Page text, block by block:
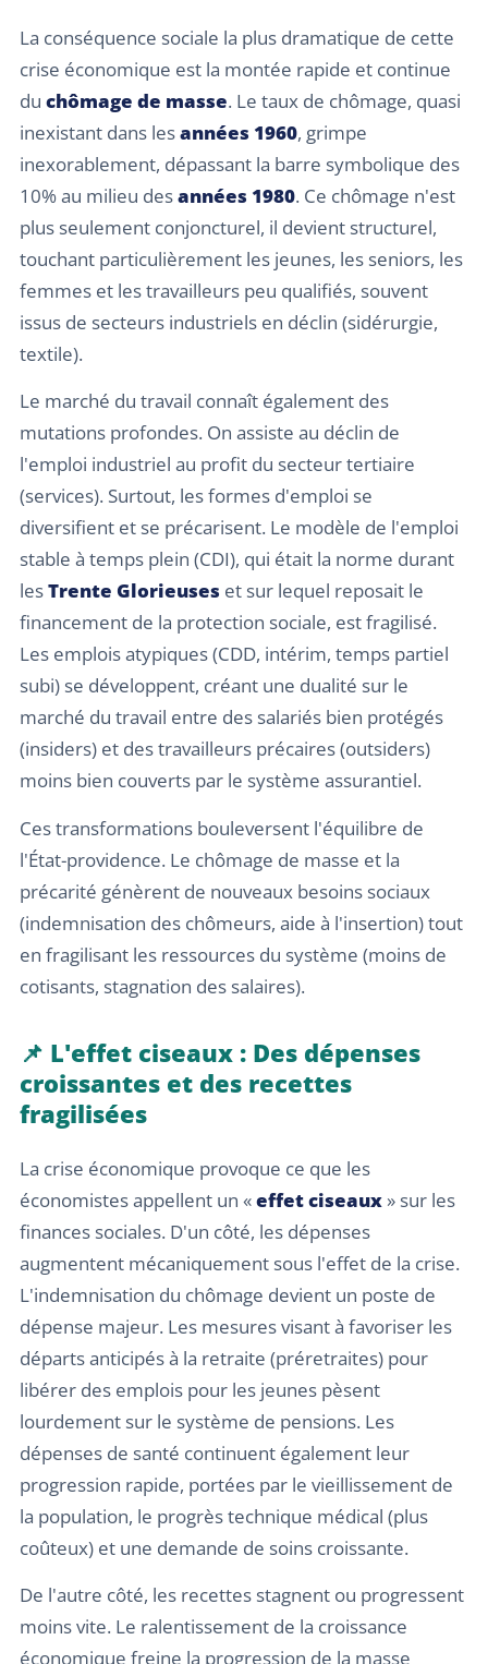
La conséquence sociale la plus dramatique de cette
crise économique est la montée rapide et continue
du chômage de masse. Le taux de chômage, quasi
inexistant dans lesannées 1960, grimpe
inexorablement, dépassant la barre symbolique des
10% au milieu desannées 1980. Ce chômage n'est
plus seulement conjoncturel, il devient structurel,
touchant particulièrement les jeunes, les seniors, les
femmes et les travailleurs peu qualifiés, souvent
issus de secteurs industriels en déclin (sidérurgie,
textile).
Le marché du travail connaît également des
mutations profondes. On assiste au déclin de
l'emploi industriel au profit du secteur tertiaire
(services). Surtout, les formes d'emploi se
diversifient et se précarisent. Le modèle de l'emploi
stable à temps plein (CDI), qui était la norme durant
lesTrente Glorieuses et sur lequel reposait le
financement de la protection sociale, est fragilisé.
Les emplois atypiques (CDD, intérim, temps partiel
subi) se développent, créant une dualité sur le
marché du travail entre des salariés bien protégés
(insiders) et des travailleurs précaires (outsiders)
moins bien couverts par le système assurantiel.
Ces transformations bouleversent l'équilibre de
l'État-providence. Le chômage de masse et la
précarité génèrent de nouveaux besoins sociaux
(indemnisation des chômeurs, aide à l'insertion) tout
en fragilisant les ressources du système (moins de
cotisants, stagnation des salaires).
📌 L'effet ciseaux : Des dépenses
croissantes et des recettes
fragilisées
La crise économique provoque ce que les
économistes appellent un «effet ciseaux » sur les
finances sociales. D'un côté, les dépenses
augmentent mécaniquement sous l'effet de la crise.
L'indemnisation du chômage devient un poste de
dépense majeur. Les mesures visant à favoriser les
départs anticipés à la retraite (préretraites) pour
libérer des emplois pour les jeunes pèsent
lourdement sur le système de pensions. Les
dépenses de santé continuent également leur
progression rapide, portées par le vieillissement de
la population, le progrès technique médical (plus
coûteux) et une demande de soins croissante.
De l'autre côté, les recettes stagnent ou progressent
moins vite. Le ralentissement de la croissance
économique freine la progression de la masse